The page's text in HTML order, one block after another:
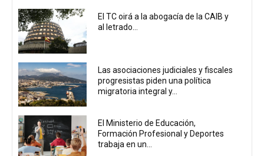
El TC oirá a la abogacía de la CAIB y
al letrado...
Las asociaciones judiciales y fiscales
progresistas piden una política
migratoria integral y...
El Ministerio de Educación,
Formación Profesional y Deportes
trabaja en un...